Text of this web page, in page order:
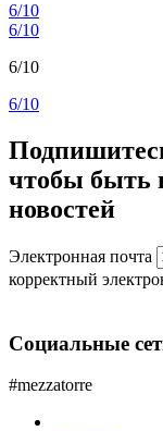
6/10
6/10
6/10
6/10
чтобы быть
новостей
Электронная почта
корректный
Социальные
#mezzatorre